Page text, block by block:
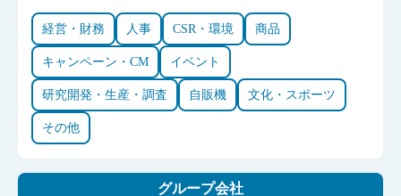
経営・財務 人事 CSR・環境 商品
キャンペーン・CM イベント
研究開発・生産・調査 自販機 文化・スポーツ
その他
グループ会社